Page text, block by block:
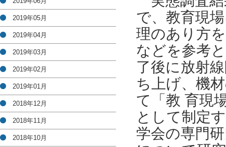
で、教育現
理のあり方
などを参考
了後に放射
ち上げ、機
て「教 育現
として制定
学会の専門
2019年05月
2019年04月
2019年03月
2019年02月
2019年01月
2018年12月
2018年11月
2018年10月